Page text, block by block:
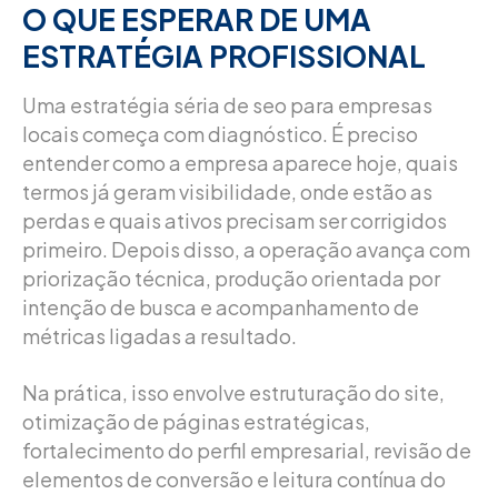
O QUE ESPERAR DE UMA
ESTRATÉGIA PROFISSIONAL
Uma estratégia séria de seo para empresas
locais começa com diagnóstico. É preciso
entender como a empresa aparece hoje, quais
termos já geram visibilidade, onde estão as
perdas e quais ativos precisam ser corrigidos
primeiro. Depois disso, a operação avança com
priorização técnica, produção orientada por
intenção de busca e acompanhamento de
métricas ligadas a resultado.
Na prática, isso envolve estruturação do site,
otimização de páginas estratégicas,
fortalecimento do perfil empresarial, revisão de
elementos de conversão e leitura contínua do